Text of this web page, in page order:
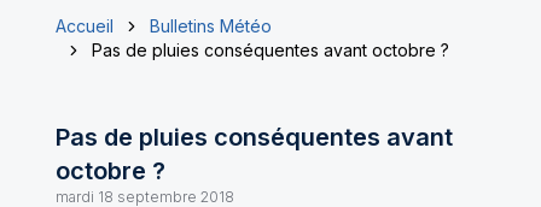
Accueil
Bulletins Météo
Pas de pluies conséquentes avant octobre ?
Pas de pluies conséquentes avant
octobre ?
mardi 18 septembre 2018